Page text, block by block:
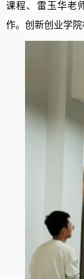
课程、雷玉华老
作。创新创业学院